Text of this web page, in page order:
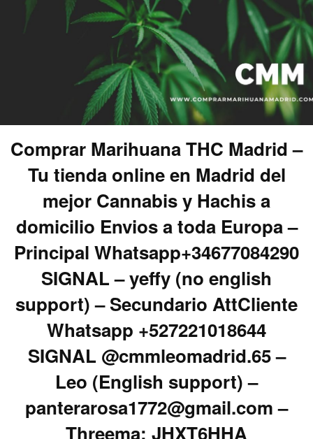
Comprar Marihuana THC Madrid –
Tu tienda online en Madrid del
mejor Cannabis y Hachis a
domicilio Envios a toda Europa –
Principal Whatsapp+34677084290
SIGNAL – yeffy (no english
support) – Secundario AttCliente
Whatsapp +527221018644
SIGNAL @cmmleomadrid.65 –
Leo (English support) –
panterarosa1772@gmail.com –
Threema: JHXT6HHA